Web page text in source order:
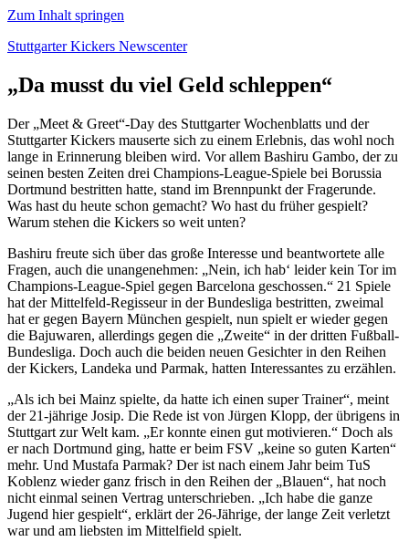
Zum Inhalt springen
Stuttgarter Kickers Newscenter
„Da musst du viel Geld schleppen“
Der „Meet & Greet“-Day des Stuttgarter Wochenblatts und der
Stuttgarter Kickers mauserte sich zu einem Erlebnis, das wohl noch
lange in Erinnerung bleiben wird. Vor allem Bashiru Gambo, der zu
seinen besten Zeiten drei Champions-League-Spiele bei Borussia
Dortmund bestritten hatte, stand im Brennpunkt der Fragerunde.
Was hast du heute schon gemacht? Wo hast du früher gespielt?
Warum stehen die Kickers so weit unten?
Bashiru freute sich über das große Interesse und beantwortete alle
Fragen, auch die unangenehmen: „Nein, ich hab‘ leider kein Tor im
Champions-League-Spiel gegen Barcelona geschossen.“ 21 Spiele
hat der Mittelfeld-Regisseur in der Bundesliga bestritten, zweimal
hat er gegen Bayern München gespielt, nun spielt er wieder gegen
die Bajuwaren, allerdings gegen die „Zweite“ in der dritten Fußball-
Bundesliga. Doch auch die beiden neuen Gesichter in den Reihen
der Kickers, Landeka und Parmak, hatten Interessantes zu erzählen.
„Als ich bei Mainz spielte, da hatte ich einen super Trainer“, meint
der 21-jährige Josip. Die Rede ist von Jürgen Klopp, der übrigens in
Stuttgart zur Welt kam. „Er konnte einen gut motivieren.“ Doch als
er nach Dortmund ging, hatte er beim FSV „keine so guten Karten“
mehr. Und Mustafa Parmak? Der ist nach einem Jahr beim TuS
Koblenz wieder ganz frisch in den Reihen der „Blauen“, hat noch
nicht einmal seinen Vertrag unterschrieben. „Ich habe die ganze
Jugend hier gespielt“, erklärt der 26-Jährige, der lange Zeit verletzt
war und am liebsten im Mittelfield spielt.